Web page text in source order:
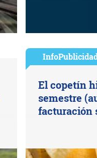
El copetín
semestre
facturación